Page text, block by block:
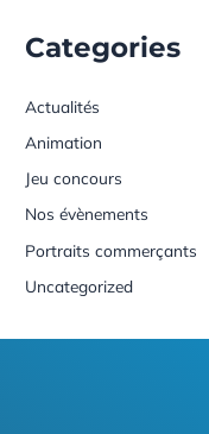
Categories
Actualités
Animation
Jeu concours
Nos évènements
Portraits commerçants
Uncategorized